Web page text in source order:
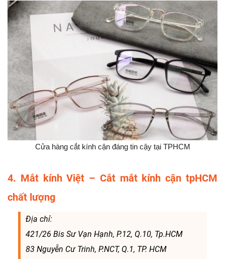
Cửa hàng cắt kính cận đáng tin cậy tại TPHCM
4. Mắt kính Việt – Cắt mắt kính cận tpHCM
chất lượng
Địa chỉ:
421/26 Bis Sư Vạn Hạnh, P.12, Q.10, Tp.HCM
83 Nguyễn Cư Trinh, P.NCT, Q.1, TP. HCM